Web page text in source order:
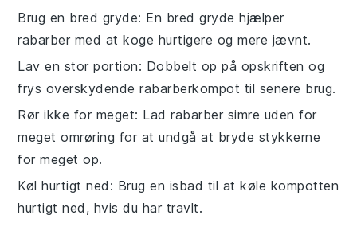
Brug en bred gryde: En bred gryde hjælper
rabarber med at koge hurtigere og mere jævnt.
Lav en stor portion: Dobbelt op på opskriften og
frys overskydenderabarberkompot til senere brug.
Rør ikke for meget: Ladrabarber simre uden for
meget omrøring for at undgå at bryde stykkerne
for meget op.
Køl hurtigt ned : Brug en isbad til at køle kompotten
hurtigt ned, hvis du har travlt.